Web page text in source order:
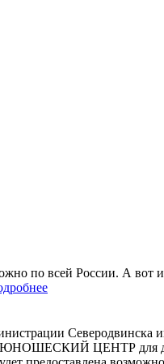
по всей России. А вот
Северодвинска
ЦЕНТР для